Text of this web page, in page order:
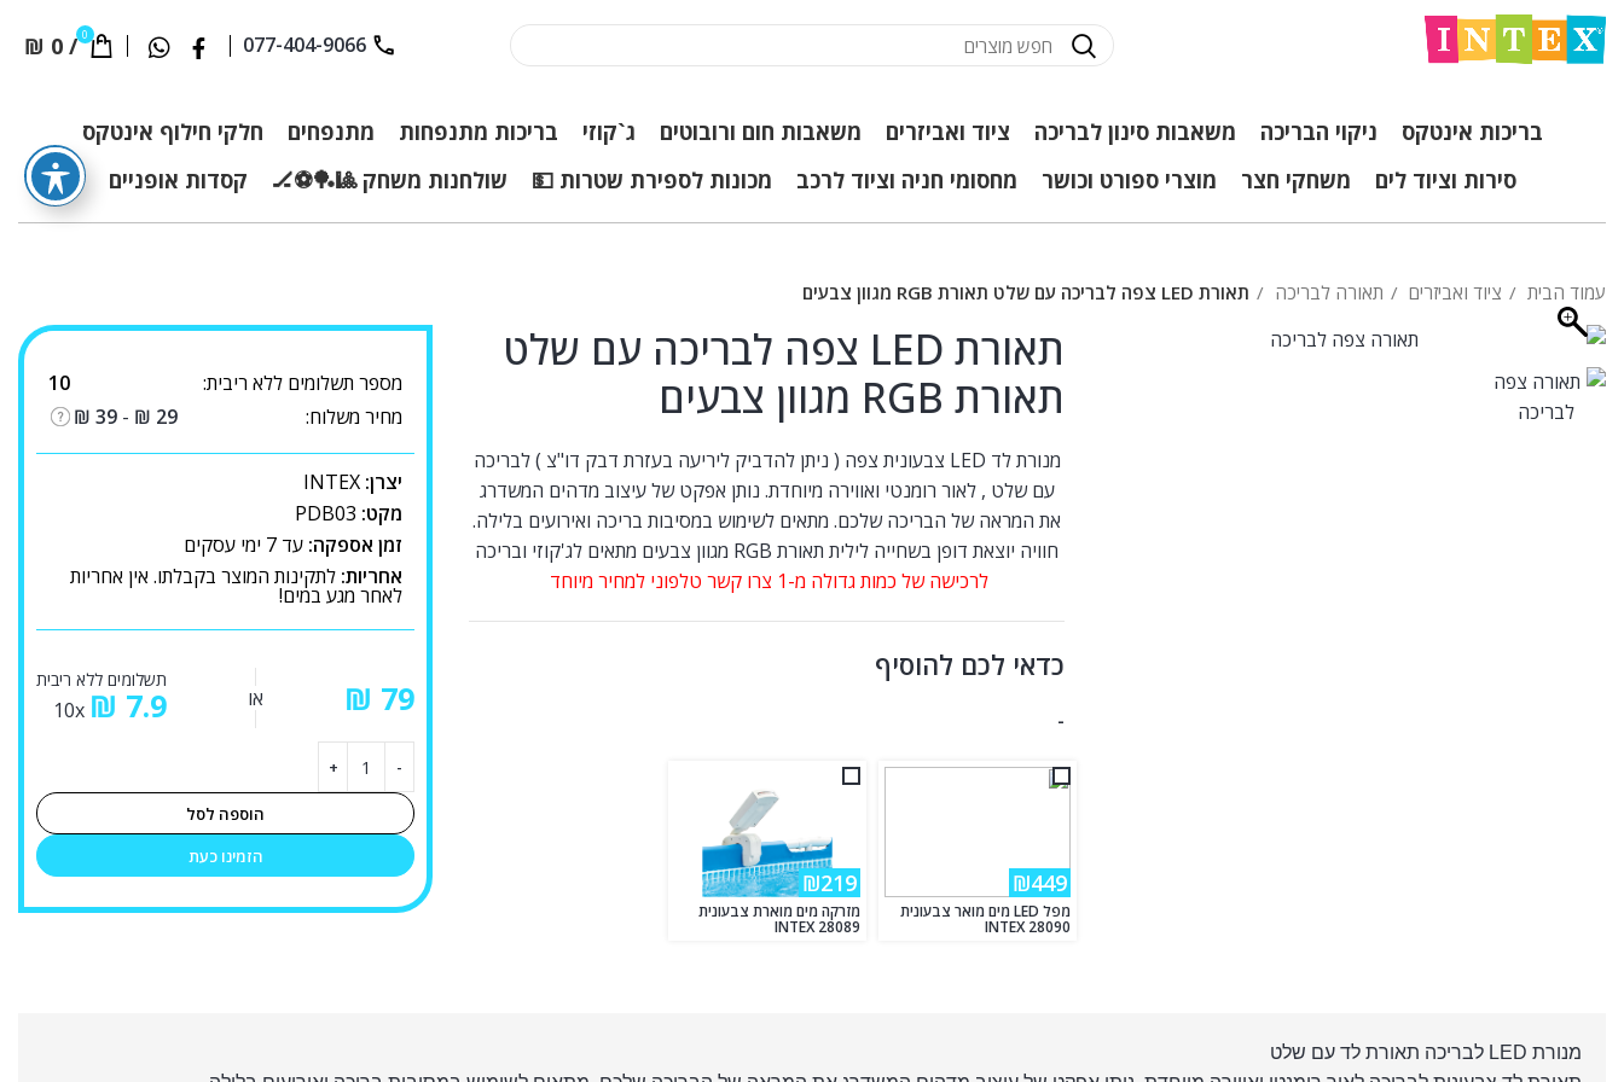
077-404-9066
0
/
₪ 0
בריכות אינטקס ניקוי הבריכה משאבות סינון לבריכה ציוד ואביזרים משאבות חום ורובוטים ג`קוזי בריכות מתנפחות מתנפחים
חלקי חילוף אינטקס
סירות וציוד לים
משחקי חצר מוצרי ספורט וכושר מחסומי חניה וציוד לרכב מכונות לספירת שטרות 💵 שולחנות משחק 🎱🏓⚽🏒 קסדות אופניים
עמוד הבית ציוד ואביזרים תאורה לבריכה תאורת LED צפה לבריכה עם שלט תאורת RGB מגוון צבעים
תאורת LED צפה לבריכה עם שלט
תאורת RGB מגוון צבעים
מנורת לד LED צבעונית צפה ( ניתן להדביק ליריעה בעזרת דבק דו"צ ) לבריכה
עם שלט , לאור רומנטי ואווירה מיוחדת. נותן אפקט של עיצוב מדהים המשדרג
את המראה של הבריכה שלכם. מתאים לשימוש במסיבות בריכה ואירועים בלילה.
חוויה יוצאת דופן בשחייה לילית תאורת RGB מגוון צבעים מתאים לג'קוזי ובריכה
לרכישה של כמות גדולה מ-1 צרו קשר טלפוני למחיר מיוחד
כדאי לכם להוסיף
-
₪449
מפל LED מים מואר צבעונית
INTEX 28090
₪219
מזרקה מים מוארת צבעונית
INTEX 28089
מספר תשלומים ללא ריבית:
10
מחיר משלוח:
₪ 29
-
₪ 39
יצרן: INTEX
מקט: PDB03
זמן אספקה: עד 7 ימי עסקים
אחריות: לתקינות המוצר בקבלתו. אין אחריות
לאחר מגע במים!
₪ או
תשלומים ללא ריבית
₪ 7.9
הוספה לסל
הזמינו כעת
מנורת LED לבריכה תאורת לד עם שלט